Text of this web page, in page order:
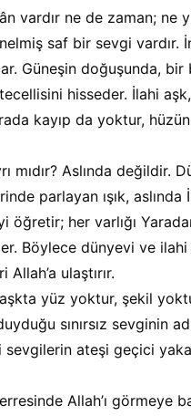
vardır ne de zaman; ne
saf bir sevgi vardır.
Güneşin doğuşunda,
hisseder. İlahi
kayıp da yoktur,
mıdır? Aslında değildir.
parlayan ışık, aslında
öğretir; her varlığı
Böylece dünyevi ve
ulaştırır.
yüz yoktur, şekil
sınırsız sevginin
ateşi geçici
Allah’ı görmeye